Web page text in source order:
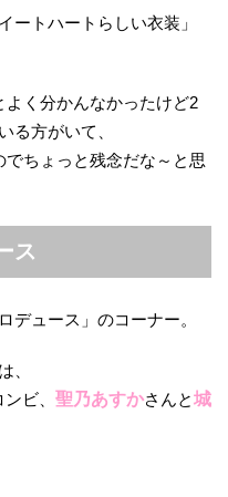
ートハートらしい衣装」
く分かんなかったけど2
る方がいて、
ちょっと残念だな～と思
ス
デュース」のコーナー。
、
ビ、 聖乃あすかさんと城